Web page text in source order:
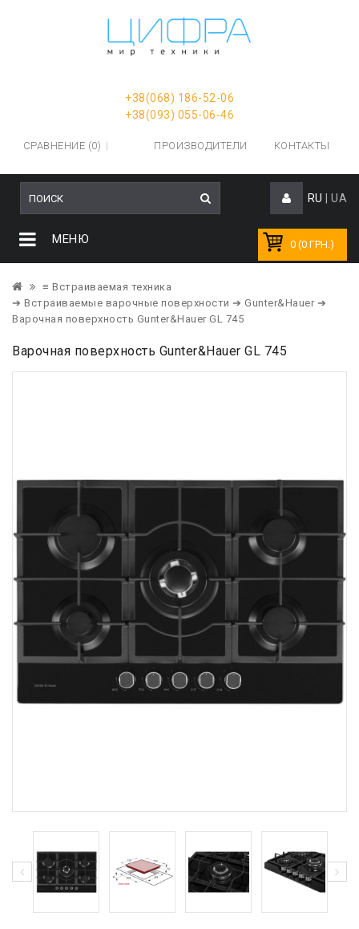
+38(068) 186-52-06
+38(093) 055-06-46
СРАВНЕНИЕ (0) ПРОИЗВОДИТЕЛИ КОНТАКТЫ
RU UA
0 (0 ГРН.)
МЕНЮ
≡ Встраиваемая техника
➔ Встраиваемые варочные поверхности ➔ Gunter&Hauer ➔
Варочная поверхность Gunter&Hauer GL 745
Варочная поверхность Gunter&Hauer GL 745